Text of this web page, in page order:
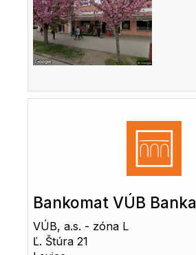
Bankomat VÚB Banka
VÚB, a.s. - zóna L
Ľ. Štúra 21